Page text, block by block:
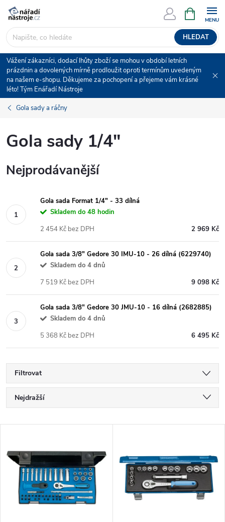
Přejít
obsah
HLEDAT
NÁKUPNÍ
KOŠÍK
Vážení zákazníci, dodací lhůty zboží se mohou v období letních
prázdnin a dovolených mírně prodloužit oproti termínům uvedeným
na našem e-shopu. Děkujeme za pochopení a přejeme vám krásné
léto! Tým Enářadí Nástroje
Gola sady a ráčny
Gola sady 1/4"
Nejprodávanější
Gola sada Format 1/4" - 33 dílná
Skladem do 48 hodin
2 969 Kč
2 454 Kč bez DPH
Gola sada 3/8" Gedore 30 IMU-10 - 26 dílná (6229740)
Skladem do 4 dnů
9 098 Kč
7 519 Kč bez DPH
Gola sada 3/8" Gedore 30 JMU-10 - 16 dílná (2682885)
Skladem do 4 dnů
6 495 Kč
5 368 Kč bez DPH
Filtrovat
Ř
a
z
Nejdražší
Abecedně
ý